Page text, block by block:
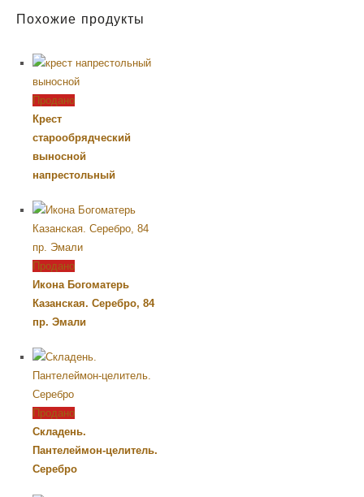
Похожие продукты
Продано
Крест
старообрядческий
выносной
напрестольный
Продано
Икона Богоматерь
Казанская. Серебро, 84
пр. Эмали
Продано
Складень.
Пантелеймон-целитель.
Серебро